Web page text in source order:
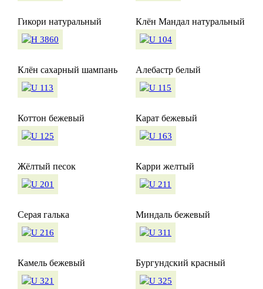
Гикори натуральный Клён Мандал натуральный
Клён сахарный шампань Алебастр белый
Коттон бежевый Карат бежевый
Жёлтый песок Карри желтый
Серая галька Миндаль бежевый
Камель бежевый Бургундский красный